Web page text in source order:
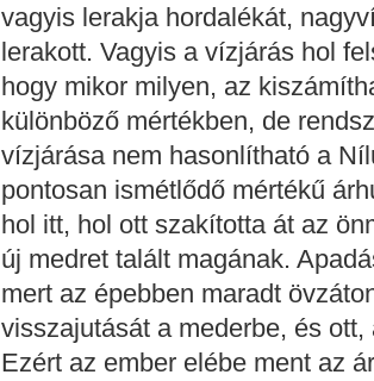
vagyis lerakja hordalékát,
lerakott. Vagyis a vízjárás hol
hogy mikor milyen, az
különböző mértékben, de
vízjárása nem hasonlítható a
pontosan ismétlődő mértékű
hol itt, hol ott szakította át az
új medret talált magának.
mert az épebben maradt
visszajutását a mederbe, és
Ezért az ember elébe ment az